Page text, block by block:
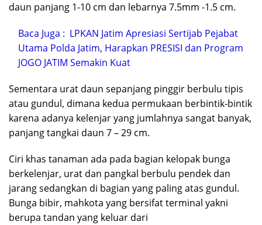
daun panjang 1-10 cm dan lebarnya 7.5mm -1.5 cm.
Baca Juga : LPKAN Jatim Apresiasi Sertijab Pejabat
Utama Polda Jatim, Harapkan PRESISI dan Program
JOGO JATIM Semakin Kuat
Sementara urat daun sepanjang pinggir berbulu tipis
atau gundul, dimana kedua permukaan berbintik-bintik
karena adanya kelenjar yang jumlahnya sangat banyak,
panjang tangkai daun 7 – 29 cm.
Ciri khas tanaman ada pada bagian kelopak bunga
berkelenjar, urat dan pangkal berbulu pendek dan
jarang sedangkan di bagian yang paling atas gundul.
Bunga bibir, mahkota yang bersifat terminal yakni
berupa tandan yang keluar dari